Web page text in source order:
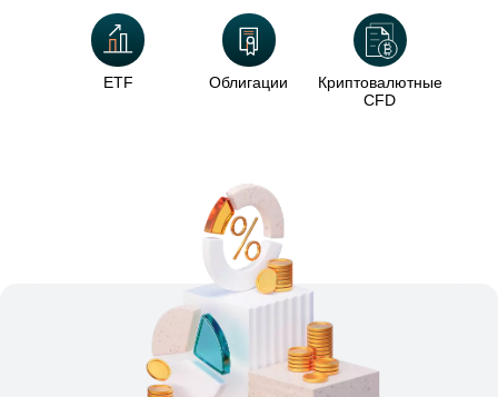
ETF Облигации
Криптовалютные
CFD